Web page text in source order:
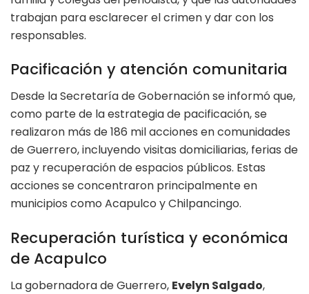
trabajan para esclarecer el crimen y dar con los
responsables.
Pacificación y atención comunitaria
Desde la Secretaría de Gobernación se informó que,
como parte de la estrategia de pacificación, se
realizaron más de 186 mil acciones en comunidades
de Guerrero, incluyendo visitas domiciliarias, ferias de
paz y recuperación de espacios públicos. Estas
acciones se concentraron principalmente en
municipios como Acapulco y Chilpancingo.
Recuperación turística y económica
de Acapulco
La gobernadora de Guerrero, Evelyn Salgado,